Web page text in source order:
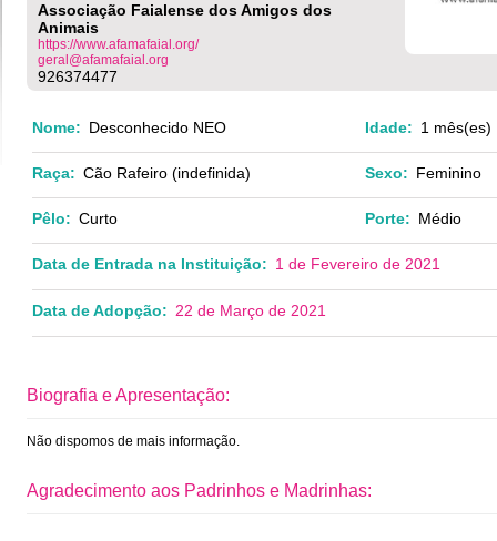
Associação Faialense dos Amigos dos
Animais
https://www.afamafaial.org/
geral@afamafaial.org
926374477
Nome: Desconhecido NEO Idade: 1 mês(es)
Raça: Cão Rafeiro (indefinida) Sexo: Feminino
Pêlo: Curto Porte: Médio
Data de Entrada na Instituição: 1 de Fevereiro de 2021
Data de Adopção: 22 de Março de 2021
Biografia e Apresentação:
Não dispomos de mais informação.
Agradecimento aos Padrinhos e Madrinhas: